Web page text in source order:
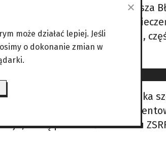
jego poprzednika Mariusza
informacji o stanie
Część jest na etapie realizacji,
logistycznej, produkcji
kandydatury na stanowiska
rzecznik Kremla,
którą porównał do okresu
może działać lepiej. Jeśli
o dokonanie zmian w